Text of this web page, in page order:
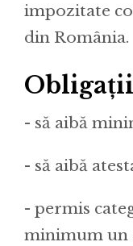
impozitate
din România.
- să aibă
- să aibă
- permis
minimum un